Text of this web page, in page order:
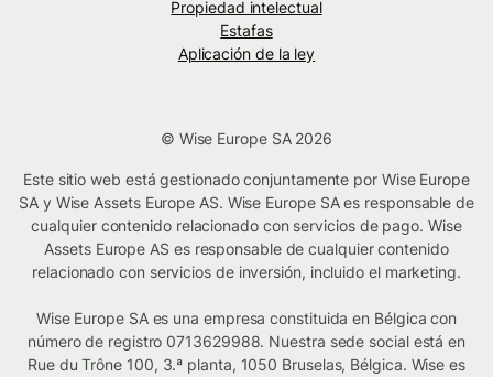
Propiedad intelectual
Estafas
Aplicación de la ley
© Wise Europe SA 2026
Este sitio web está gestionado conjuntamente por Wise Europe
SA y Wise Assets Europe AS. Wise Europe SA es responsable de
cualquier contenido relacionado con servicios de pago. Wise
Assets Europe AS es responsable de cualquier contenido
relacionado con servicios de inversión, incluido el marketing.
Wise Europe SA es una empresa constituida en Bélgica con
número de registro 0713629988. Nuestra sede social está en
Rue du Trône 100, 3.ª planta, 1050 Bruselas, Bélgica. Wise es